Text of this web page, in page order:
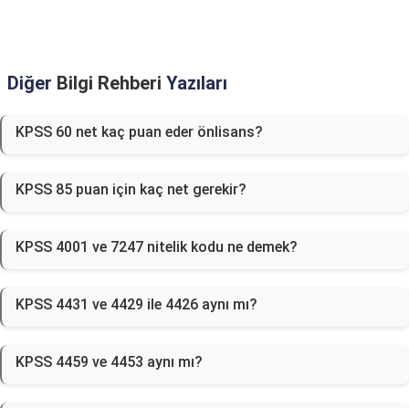
Diğer Bilgi Rehberi Yazıları
KPSS 60 net kaç puan eder önlisans?
KPSS 85 puan için kaç net gerekir?
KPSS 4001 ve 7247 nitelik kodu ne demek?
KPSS 4431 ve 4429 ile 4426 aynı mı?
KPSS 4459 ve 4453 aynı mı?